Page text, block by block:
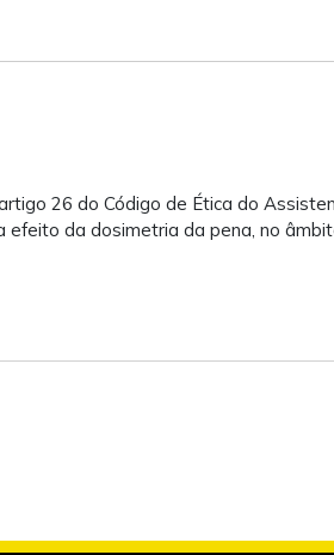
26 do Código de Ética do
da dosimetria da pena, no